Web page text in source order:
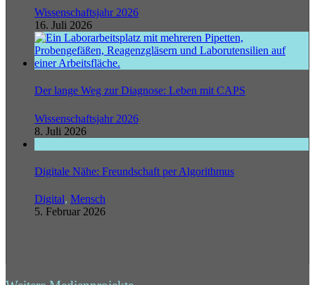
Wissenschaftsjahr 2026
16. Juli 2026
Der lange Weg zur Diagnose: Leben mit CAPS
Wissenschaftsjahr 2026
8. Juli 2026
Digitale Nähe: Freundschaft per Algorithmus
Digital, Mensch
5. Februar 2026